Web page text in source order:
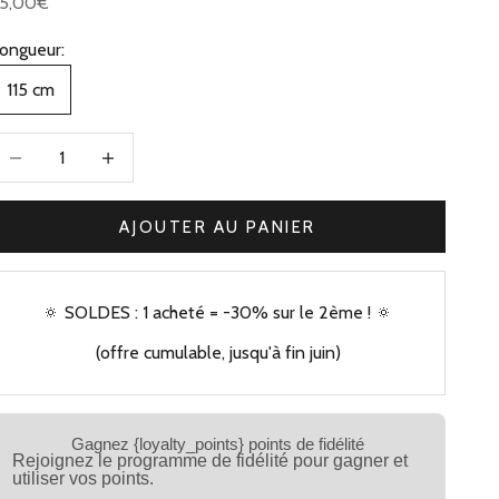
115 cm
Diminuer la quantité
AJOUTER AU PANIER
🔅 SOLDES : 1 acheté = -30% sur le 2ème ! 🔅
(offre cumulable, jusqu'à fin juin)
Gagnez {loyalty_points} points de fidélité
Rejoignez le programme de fidélité pour gagner et
utiliser vos points.